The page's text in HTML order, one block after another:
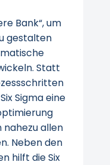
Bank“, um
gestalten
Statt
Sigma eine
nahezu allen
Neben den
hilft die Six